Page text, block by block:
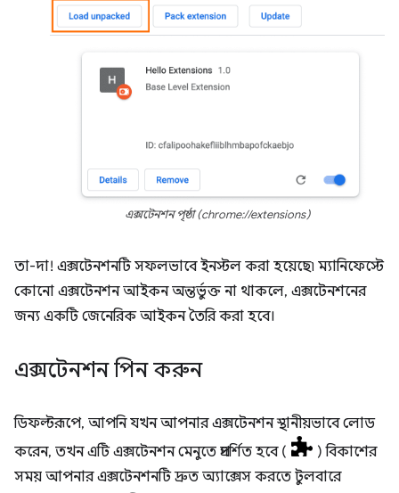
এক্সটেনশন পৃষ্ঠা (chrome://extensions)
তা-দা! এক্সটেনশনটি সফলভাবে ইনস্টল করা হয়েছে৷ ম্যানিফেস্টে
কোনো এক্সটেনশন আইকন অন্তর্ভুক্ত না থাকলে, এক্সটেনশনের
জন্য একটি জেনেরিক আইকন তৈরি করা হবে।
এক্সটেনশন পিন করুন
ডিফল্টরূপে, আপনি যখন আপনার এক্সটেনশন স্থানীয়ভাবে লোড
করেন, তখন এটি এক্সটেনশন মেনুতে প্রদর্শিত হবে (
) বিকাশের
সময় আপনার এক্সটেনশনটি দ্রুত অ্যাক্সেস করতে টুলবারে